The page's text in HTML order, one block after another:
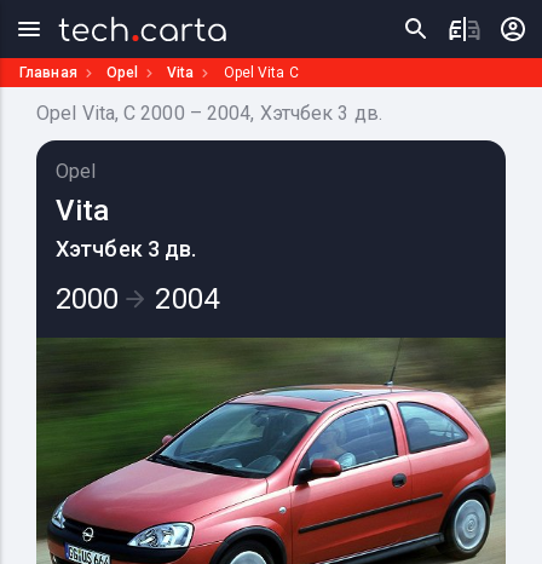
Главная Opel Vita Opel Vita C
Opel Vita, C 2000 – 2004, Хэтчбек 3 дв.
Opel
Vita
Хэтчбек 3 дв.
2000 2004